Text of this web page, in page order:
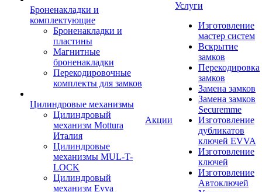
Броненакладки и
комплектующие
Броненакладки и
пластины
Магнитные
броненакладки
Перекодировочные
комплекты для замков
Цилиндровые механизмы
Цилиндровый
механизм Mottura
Италия
Цилиндровые
механизмы MUL-T-
LOCK
Цилиндровый
механизм Evva
Акции
Услуги
Изготовление
мастер систем
Вскрытие
замков
Перекодировка
замков
Замена замков
Замена замков
Securemme
Изготовление
дубликатов
ключей EVVA
Изготовление
ключей
Изготовление
Автоключей